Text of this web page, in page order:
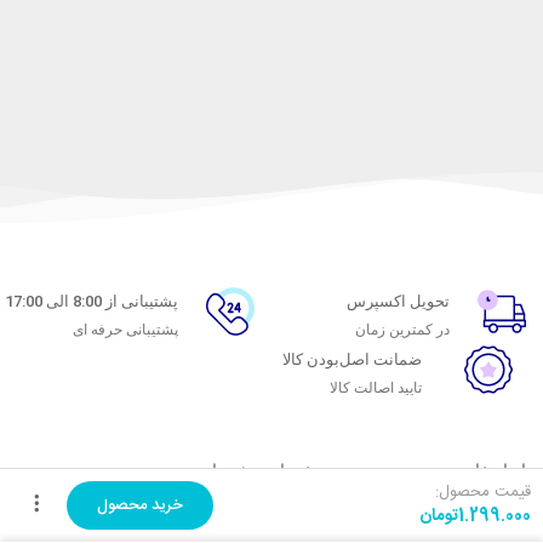
قیمت محصول:
تومان1.299.000 خرید محصول
تحویل اکسپرس
در کمترین زمان
پشتیبانی از 8:00 الی 17:00
پشتیبانی حرفه ای
ضمانت اصل‌بودن کالا
تایید اصالت کالا
با ماه خانوم
اتاق خبر ماه خانوم
خدمات مشتریان
پاسخ به پرسش‌های متداول